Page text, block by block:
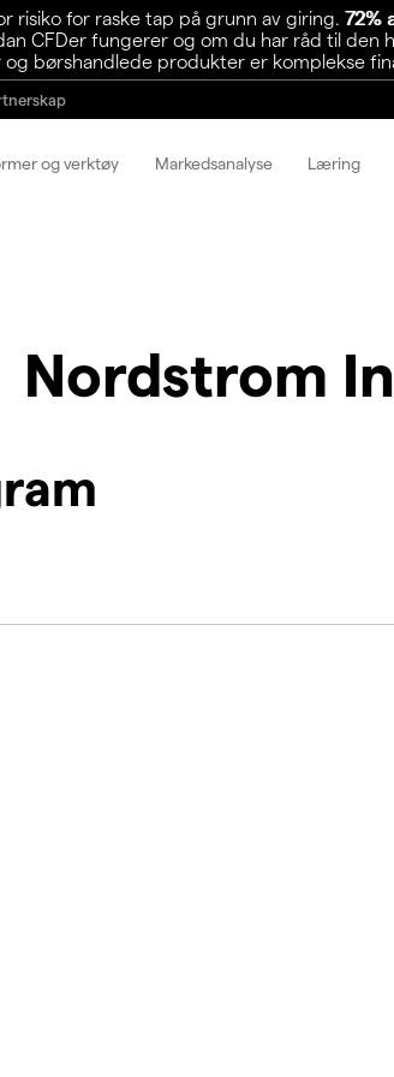
risiko for raske tap på grunn av giring.72%
CFDer fungerer og om du har råd til den
børshandlede produkter er komplekse
og verktøy Markedsanalyse Læring
Nordstrom